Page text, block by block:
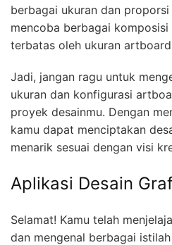
berbagai ukuran dan
mencoba berbagai
terbatas oleh ukuran
Jadi, jangan ragu untuk
ukuran dan konfigurasi
proyek desainmu. Dengan
kamu dapat menciptakan
menarik sesuai dengan visi
Aplikasi Desain
Selamat! Kamu telah
dan mengenal berbagai